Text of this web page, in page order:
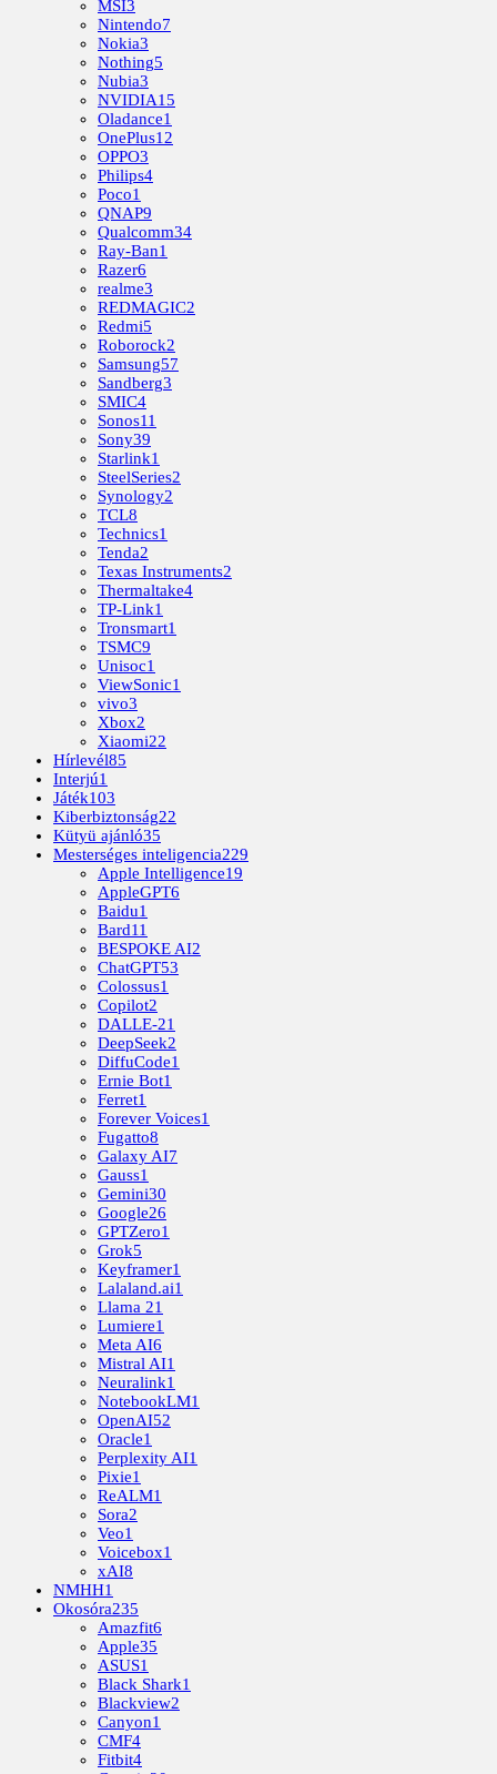
MSI3
Nintendo7
Nokia3
Nothing5
Nubia3
NVIDIA15
Oladance1
OnePlus12
OPPO3
Philips4
Poco1
QNAP9
Qualcomm34
Ray-Ban1
Razer6
realme3
REDMAGIC2
Redmi5
Roborock2
Samsung57
Sandberg3
SMIC4
Sonos11
Sony39
Starlink1
SteelSeries2
Synology2
TCL8
Technics1
Tenda2
Texas Instruments2
Thermaltake4
TP-Link1
Tronsmart1
TSMC9
Unisoc1
ViewSonic1
vivo3
Xbox2
Xiaomi22
Hírlevél85
Interjú1
Játék103
Kiberbiztonság22
Kütyü ajánló35
Mesterséges inteligencia229
Apple Intelligence19
AppleGPT6
Baidu1
Bard11
BESPOKE AI2
ChatGPT53
Colossus1
Copilot2
DALLE-21
DeepSeek2
DiffuCode1
Ernie Bot1
Ferret1
Forever Voices1
Fugatto8
Galaxy AI7
Gauss1
Gemini30
Google26
GPTZero1
Grok5
Keyframer1
Lalaland.ai1
Llama 21
Lumiere1
Meta AI6
Mistral AI1
Neuralink1
NotebookLM1
OpenAI52
Oracle1
Perplexity AI1
Pixie1
ReALM1
Sora2
Veo1
Voicebox1
xAI8
NMHH1
Okosóra235
Amazfit6
Apple35
ASUS1
Black Shark1
Blackview2
Canyon1
CMF4
Fitbit4